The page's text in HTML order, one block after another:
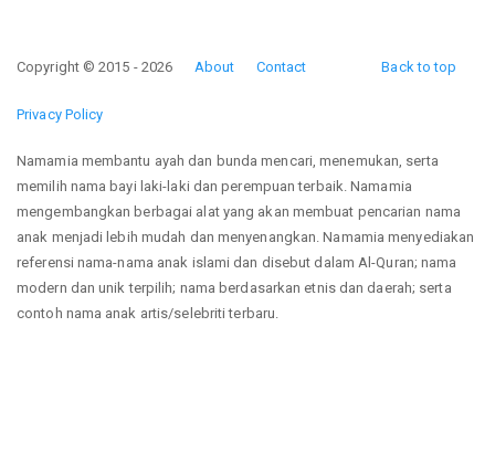
Back to top
Copyright © 2015 - 2026 About Contact
Privacy Policy
Namamia membantu ayah dan bunda mencari, menemukan, serta
memilih nama bayi laki-laki dan perempuan terbaik. Namamia
mengembangkan berbagai alat yang akan membuat pencarian nama
anak menjadi lebih mudah dan menyenangkan. Namamia menyediakan
referensi nama-nama anak islami dan disebut dalam Al-Quran; nama
modern dan unik terpilih; nama berdasarkan etnis dan daerah; serta
contoh nama anak artis/selebriti terbaru.